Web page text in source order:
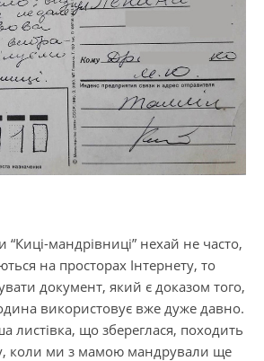
“Киці-мандрівниці” нехай не часто,
на просторах Інтернету, то
документ, який є доказом того,
використовує вже дуже давно.
листівка, що збереглася, походить
коли ми з мамою мандрували ще